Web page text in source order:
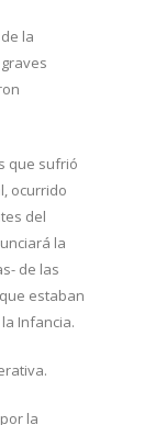
la
que sufrió
ocurrido
del
la
de las
estaban
Infancia.
la